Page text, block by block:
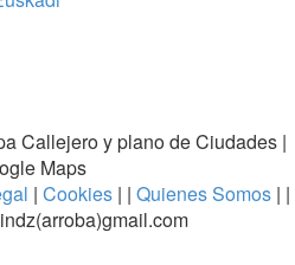
Callejero y plano de Ciudades|
Maps
| Cookies | | Quienes Somos | |